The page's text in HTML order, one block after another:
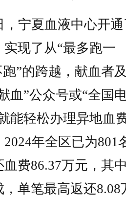
宁夏血液中心开通
现了从“最多跑一
”的跨越，献血者
血”公众号或“全国
能轻松办理异地血
年全区已为801
费86.37万元，其
单笔最高返还8.08